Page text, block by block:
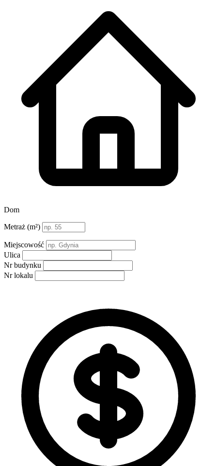
Dom
Metraż (m²)
Miejscowość
Ulica
Nr budynku
Nr lokalu